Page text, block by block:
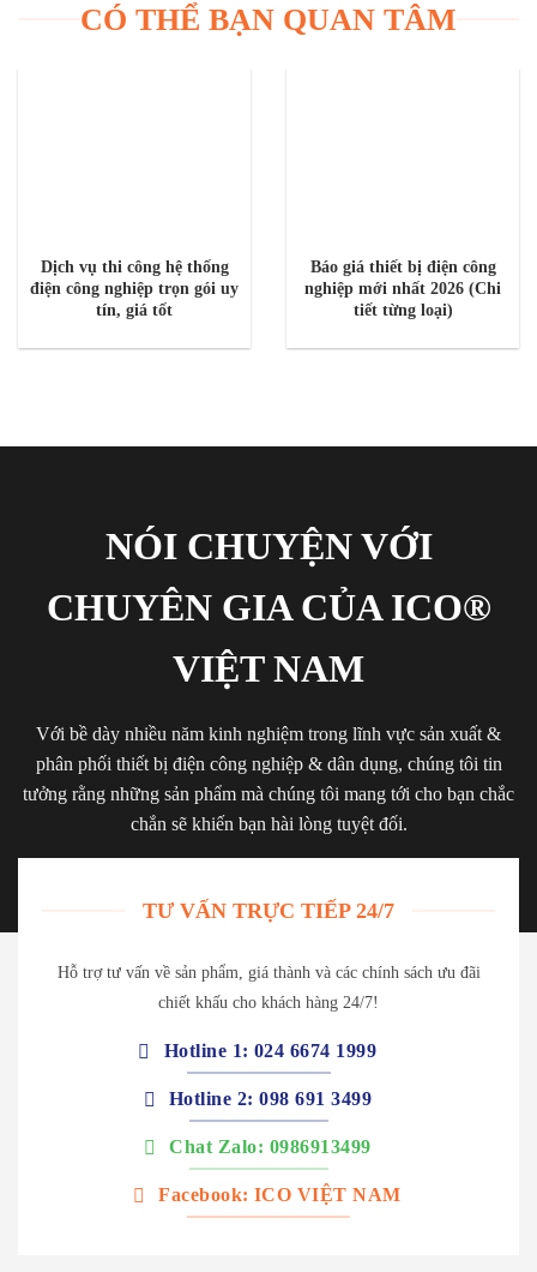
CÓ THỂ BẠN QUAN TÂM
Dịch vụ thi công hệ thống
điện công nghiệp trọn gói uy
tín, giá tốt
Báo giá thiết bị điện công
nghiệp mới nhất 2026 (Chi
tiết từng loại)
NÓI CHUYỆN VỚI
CHUYÊN GIA CỦA ICO®
VIỆT NAM
Với bề dày nhiều năm kinh nghiệm trong lĩnh vực sản xuất &
phân phối thiết bị điện công nghiệp & dân dụng, chúng tôi tin
tưởng rằng những sản phẩm mà chúng tôi mang tới cho bạn chắc
chắn sẽ khiến bạn hài lòng tuyệt đối.
TƯ VẤN TRỰC TIẾP 24/7
Hỗ trợ tư vấn về sản phẩm, giá thành và các chính sách ưu đãi
chiết khấu cho khách hàng 24/7!
Hotline 1: 024 6674 1999
Hotline 2: 098 691 3499
Chat Zalo: 0986913499
Facebook: ICO VIỆT NAM